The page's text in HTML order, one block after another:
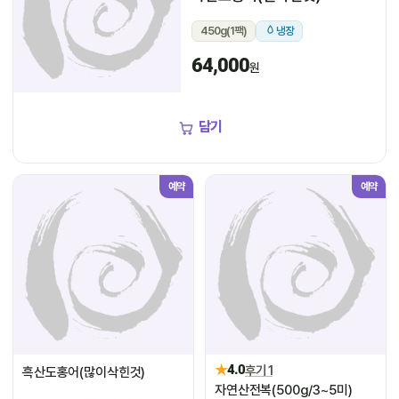
450g(1팩) 냉장
64,000원
담기
예약
흑산도홍어(많이삭힌것)
예약
★4.0후기 1
자연산전복(500g/3~5미)